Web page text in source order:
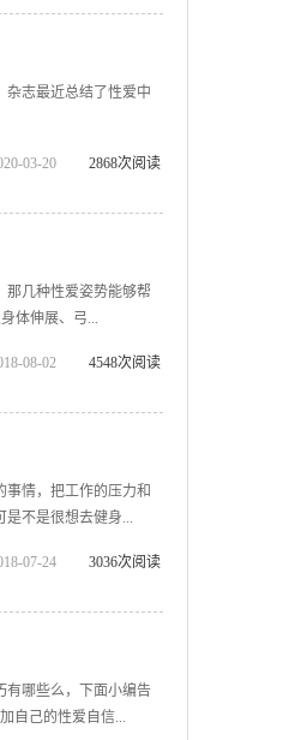
杂志最近总结了性爱中
03-20 2868次阅读
那几种性爱姿势能够帮
体伸展、弓...
08-02 4548次阅读
情，把工作的压力和
不是很想去健身...
07-24 3036次阅读
有哪些么，下面小编告
自己的性爱自信...